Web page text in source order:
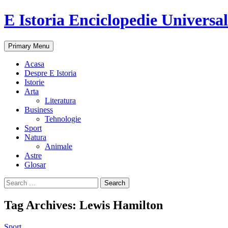
E Istoria Enciclopedie
Search
Primary Menu Skip
to
Acasa
Despre E Istoria
Istorie
Arta
Literatura
Business
Tehnologie
Sport
Natura
Animale
Astre
Glosar
Search
for:
Tag Archives: Lewis Hamilton